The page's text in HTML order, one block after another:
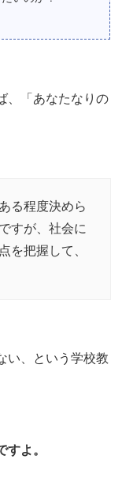
、「あなたなりの
る程度決めら
すが、社会に
把握して、
い、という学校教
よ。